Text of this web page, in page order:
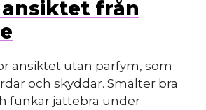
ansiktet från
ansiktet utan parfym, som
och skyddar. Smälter bra
funkar jättebra under